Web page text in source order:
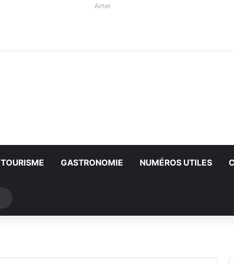
Airtel
TOURISME GASTRONOMIE NUMÉROS UTILES